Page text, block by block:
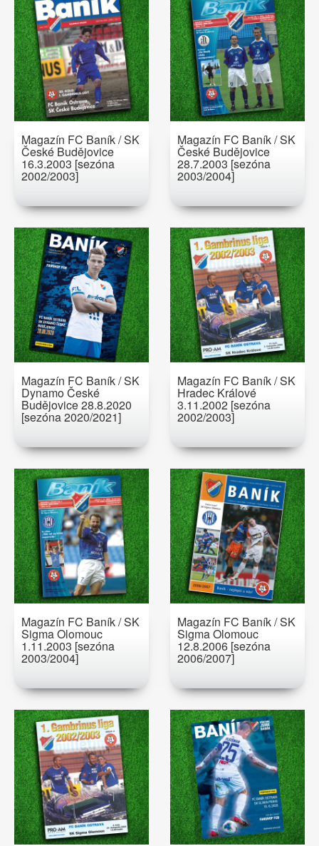
Magazín FC Baník / SK
České Budějovice
16.3.2003 [sezóna
2002/2003]
Magazín FC Baník / SK
České Budějovice
28.7.2003 [sezóna
2003/2004]
Magazín FC Baník / SK
Dynamo České
Budějovice 28.8.2020
[sezóna 2020/2021]
Magazín FC Baník / SK
Hradec Králové
3.11.2002 [sezóna
2002/2003]
Magazín FC Baník / SK
Sigma Olomouc
1.11.2003 [sezóna
2003/2004]
Magazín FC Baník / SK
Sigma Olomouc
12.8.2006 [sezóna
2006/2007]